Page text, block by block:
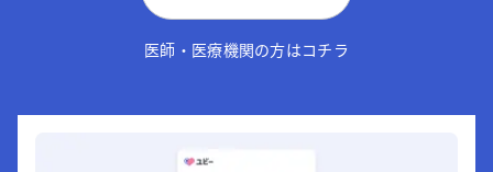
医師・医療機関の方はコチラ